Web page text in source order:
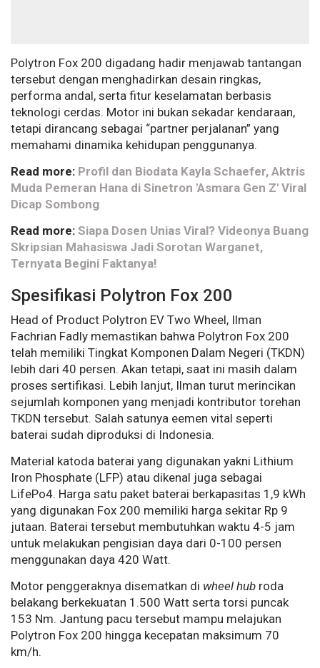
Polytron Fox 200 digadang hadir menjawab tantangan
tersebut dengan menghadirkan desain ringkas,
performa andal, serta fitur keselamatan berbasis
teknologi cerdas. Motor ini bukan sekadar kendaraan,
tetapi dirancang sebagai “partner perjalanan” yang
memahami dinamika kehidupan penggunanya.
Read more: Profil dan Biodata Kayla Schaefer, Aktris
Muda Pemeran Hana di Sinetron 'Asmara Gen Z' Viral
Dicap Sombong
Read more: Siapa Dosen Unias Viral? Videonya Buang
Skripsian Mahasiswa Jadi Sorotan Warganet,
Ternyata Begini Faktanya!
Spesifikasi Polytron Fox 200
Head of Product Polytron EV Two Wheel, Ilman
Fachrian Fadly memastikan bahwa Polytron Fox 200
telah memiliki Tingkat Komponen Dalam Negeri (TKDN)
lebih dari 40 persen. Akan tetapi, saat ini masih dalam
proses sertifikasi. Lebih lanjut, Ilman turut merincikan
sejumlah komponen yang menjadi kontributor torehan
TKDN tersebut. Salah satunya eemen vital seperti
baterai sudah diproduksi di Indonesia.
Material katoda baterai yang digunakan yakni Lithium
Iron Phosphate (LFP) atau dikenal juga sebagai
LifePo4. Harga satu paket baterai berkapasitas 1,9 kWh
yang digunakan Fox 200 memiliki harga sekitar Rp 9
jutaan. Baterai tersebut membutuhkan waktu 4-5 jam
untuk melakukan pengisian daya dari 0-100 persen
menggunakan daya 420 Watt.
Motor penggeraknya disematkan di wheel hub roda
belakang berkekuatan 1.500 Watt serta torsi puncak
153 Nm. Jantung pacu tersebut mampu melajukan
Polytron Fox 200 hingga kecepatan maksimum 70
km/h.